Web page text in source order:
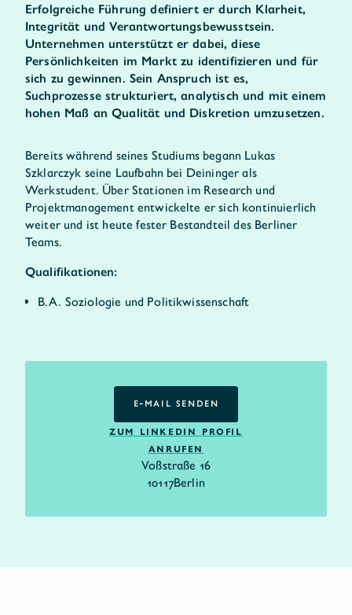
Erfolgreiche Führung definiert er durch Klarheit,
Integrität und Verantwortungsbewusstsein.
Unternehmen unterstützt er dabei, diese
Persönlichkeiten im Markt zu identifizieren und für
sich zu gewinnen. Sein Anspruch ist es,
Suchprozesse strukturiert, analytisch und mit einem
hohen Maß an Qualität und Diskretion umzusetzen.
Bereits während seines Studiums begann Lukas
Szklarczyk seine Laufbahn bei Deininger als
Werkstudent. Über Stationen im Research und
Projektmanagement entwickelte er sich kontinuierlich
weiter und ist heute fester Bestandteil des Berliner
Teams.
Qualifikationen:
B.A. Soziologie und Politikwissenschaft
E-MAIL SENDEN
E-MAIL SENDEN
ZUM LINKEDIN PROFIL
ANRUFEN
Voßstraße 16
10117Berlin